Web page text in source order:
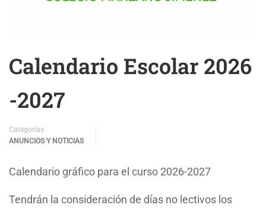
Calendario Escolar 2026
-2027
Categorías
ANUNCIOS Y NOTICIAS
Calendario gráfico para el curso 2026-2027
Tendrán la consideración de días no lectivos los